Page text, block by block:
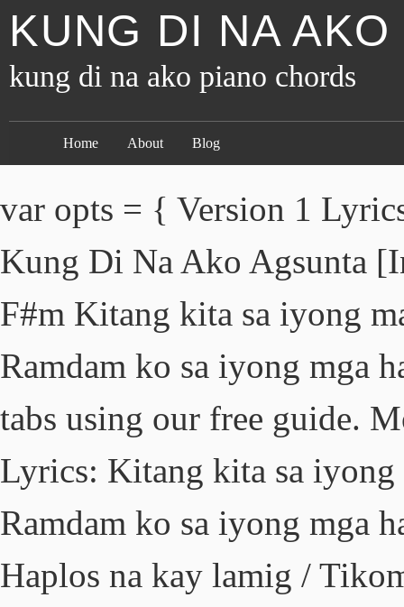
KUNG DI NA
kung di na ako piano chords
Home About Blog
var opts = { Version 1
Kung Di Na Ako Agsunta
F#m Kitang kita sa iyong
Ramdam ko sa iyong mga
tabs using our free guide.
Lyrics: Kitang kita sa iyong
Ramdam ko sa iyong mga
Haplos na kay lamig /